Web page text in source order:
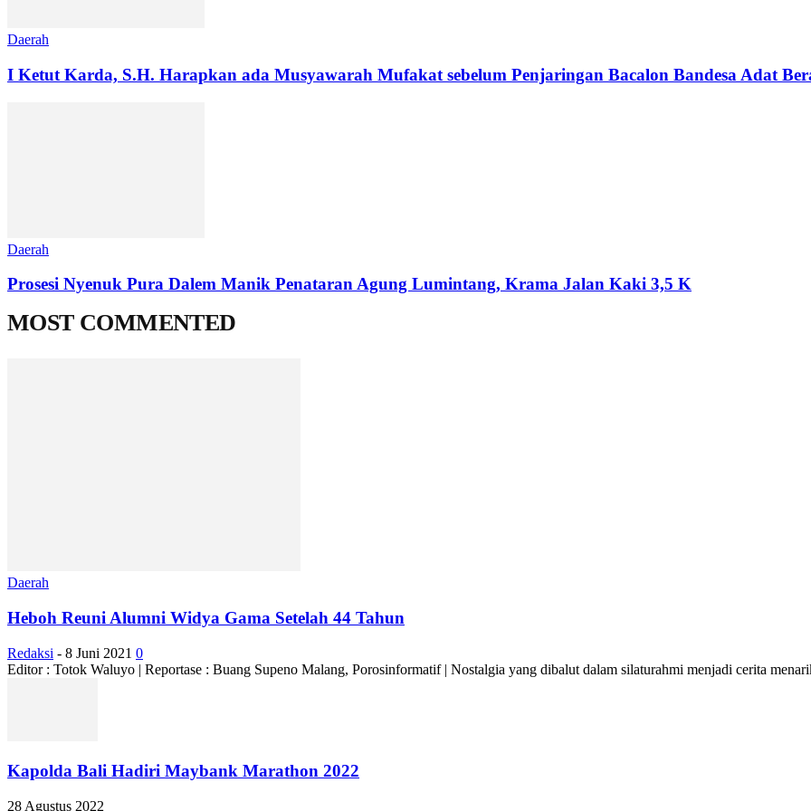
Daerah
I Ketut Karda, S.H. Harapkan ada Musyawarah Mufakat sebelum Penjaringan Bacalon Bandesa Adat
Daerah
Prosesi Nyenuk Pura Dalem Manik Penataran Agung Lumintang, Krama Jalan Kaki 3,5 K
MOST COMMENTED
Daerah
Heboh Reuni Alumni Widya Gama Setelah 44 Tahun
Redaksi - 8 Juni 2021 0
Editor : Totok Waluyo | Reportase : Buang Supeno Malang, Porosinformatif | Nostalgia yang dibalut dalam silaturahmi menjadi cerita
Kapolda Bali Hadiri Maybank Marathon 2022
28 Agustus 2022